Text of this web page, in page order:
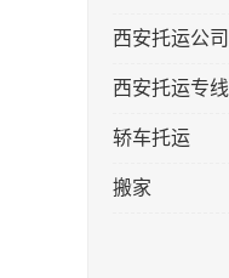
西安托运公司
西安托运专线
轿车托运
搬家